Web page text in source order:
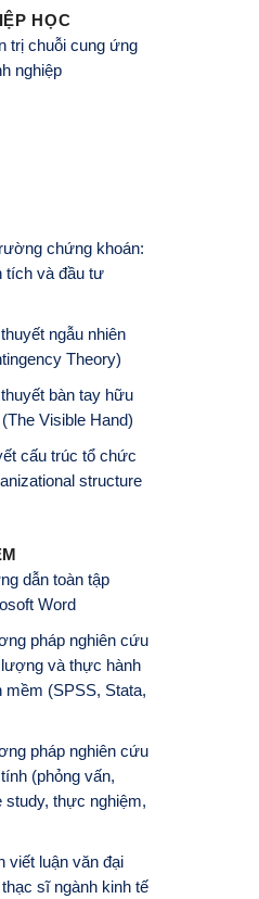
HỌC
trị chuỗi cung ứng
nghiệp
chứng khoán:
tích và đầu tư
ngẫu nhiên
Theory)
bàn tay hữu
(The Visible Hand)
cấu trúc tổ chức
structure
dẫn toàn tập
Word
pháp nghiên cứu
và thực hành
mềm (SPSS, Stata,
pháp nghiên cứu
(phỏng vấn,
study, thực nghiệm,
viết luận văn đại
thạc sĩ ngành kinh tế